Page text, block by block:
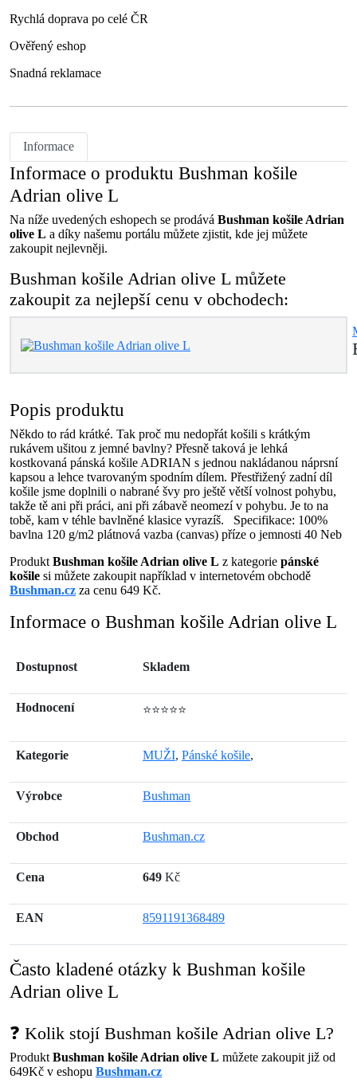
Rychlá doprava po celé ČR
Ověřený eshop
Snadná reklamace
Informace
Informace o produktu Bushman košile
Adrian olive L
Na níže uvedených eshopech se prodává Bushman košile Adrian
olive L a díky našemu portálu můžete zjistit, kde jej můžete
zakoupit nejlevněji.
Bushman košile Adrian olive L můžete
zakoupit za nejlepší cenu v obchodech:
Popis produktu
Někdo to rád krátké. Tak proč mu nedopřát košili s krátkým
rukávem ušitou z jemné bavlny? Přesně taková je lehká
kostkovaná pánská košile ADRIAN s jednou nakládanou náprsní
kapsou a lehce tvarovaným spodním dílem. Přestřižený zadní díl
košile jsme doplnili o nabrané švy pro ještě větší volnost pohybu,
takže tě ani při práci, ani při zábavě neomezí v pohybu. Je to na
tobě, kam v téhle bavlněné klasice vyrazíš. Specifikace: 100%
bavlna 120 g/m2 plátnová vazba (canvas) příze o jemnosti 40 Neb
Produkt Bushman košile Adrian olive L z kategorie pánské
košile si můžete zakoupit například v internetovém obchodě
Bushman.cz za cenu 649 Kč.
Informace o Bushman košile Adrian olive L
Dostupnost Skladem
Hodnocení ⭐⭐⭐⭐⭐
Kategorie MUŽI, Pánské košile,
Výrobce Bushman
Obchod Bushman.cz
Cena 649 Kč
EAN 8591191368489
Často kladené otázky k Bushman košile
Adrian olive L
❓ Kolik stojí Bushman košile Adrian olive L?
Produkt Bushman košile Adrian olive L můžete zakoupit již od
649Kč v eshopu Bushman.cz